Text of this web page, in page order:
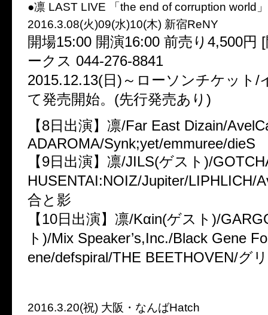
●凛 LAST LIVE 「the end of corruption world」
2016.3.08(火)09(水)10(木) 新宿ReNY
開場15:00 開演16:00 前売り4,500円
ークス 044-276-8841
2015.12.13(日)～ローソンチケット/
て発売開始。(先行発売あり)
【8日出演】凛/Far East Dizain/
ADAROMA/Synk;yet/emmuree/dieS
【9日出演】凛/JILS(ゲスト)/
HUSENTAI:NOIZ/Jupiter/LIPHLICH/
合と影
【10日出演】凛/Kαin(ゲスト)/
ト)/Mix Speaker’s,Inc./Black Gene
ene/defspiral/THE BEETHOVEN/グ
2016.3.20(祝) 大阪・なんばHatch